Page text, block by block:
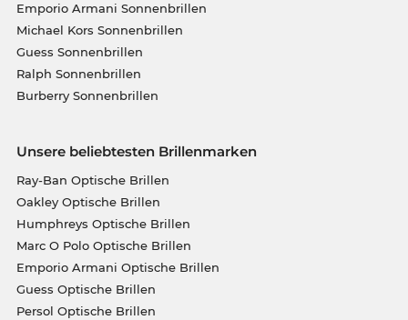
Emporio Armani Sonnenbrillen
Michael Kors Sonnenbrillen
Guess Sonnenbrillen
Ralph Sonnenbrillen
Burberry Sonnenbrillen
Unsere beliebtesten Brillenmarken
Ray-Ban Optische Brillen
Oakley Optische Brillen
Humphreys Optische Brillen
Marc O Polo Optische Brillen
Emporio Armani Optische Brillen
Guess Optische Brillen
Persol Optische Brillen